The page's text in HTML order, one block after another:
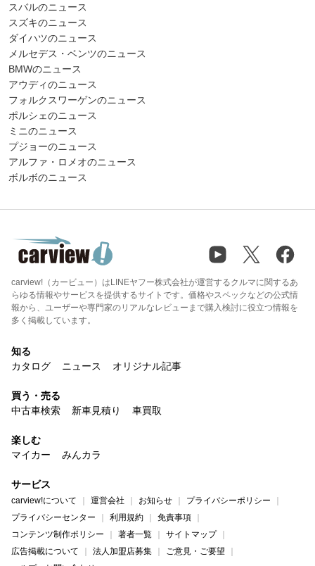
スバルのニュース
スズキのニュース
ダイハツのニュース
メルセデス・ベンツのニュース
BMWのニュース
アウディのニュース
フォルクスワーゲンのニュース
ポルシェのニュース
ミニのニュース
プジョーのニュース
アルファ・ロメオのニュース
ボルボのニュース
carview!（カービュー）はLINEヤフー株式会社が運営するクルマに関するあ
らゆる情報やサービスを提供するサイトです。価格やスペックなどの公式情
報から、ユーザーや専門家のリアルなレビューまで購入検討に役立つ情報を
多く掲載しています。
知る
カタログ
ニュース オリジナル記事
買う・売る
中古車検索
新車見積り 車買取
楽しむ
マイカー
みんカラ
サービス
carview!について 運営会社 お知らせ
プライバシーポリシー
プライバシーセンター
利用規約
免責事項
コンテンツ制作ポリシー
著者一覧
サイトマップ
広告掲載について
法人加盟店募集
ご意見・ご要望